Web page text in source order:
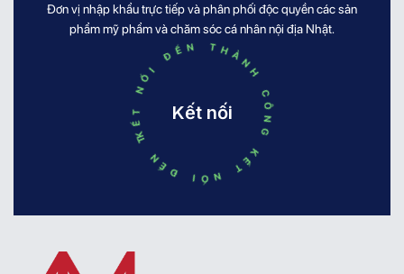
Đơn vị nhập khẩu trực tiếp và phân phối độc quyền các sản
phẩm mỹ phẩm và chăm sóc cá nhân nội địa Nhật.
KẾT NỐI ĐẾN THÀNH CÔNG KẾT NỐI ĐẾN THÀNH CÔNG
Kết nối